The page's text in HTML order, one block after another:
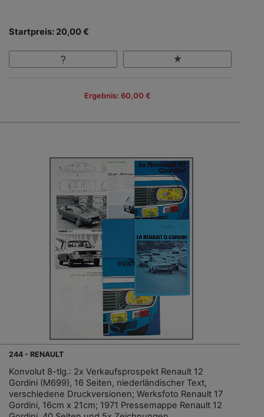
Startpreis: 20,00 €
Ergebnis: 60,00 €
244 - RENAULT
Konvolut 8-tlg.: 2x Verkaufsprospekt Renault 12
Gordini (M699), 16 Seiten, niederländischer Text,
verschiedene Druckversionen; Werksfoto Renault 17
Gordini, 16cm x 21cm; 1971 Pressemappe Renault 12